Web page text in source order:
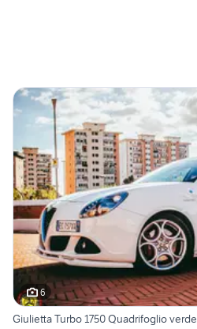
6
Giulietta Turbo 1750 Quadrifoglio verde